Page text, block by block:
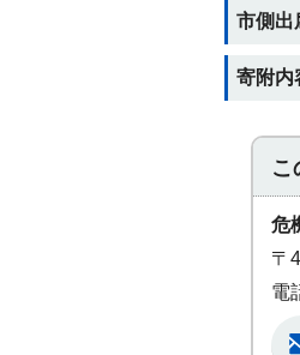
市側出
寄附内
こ
危
〒
電